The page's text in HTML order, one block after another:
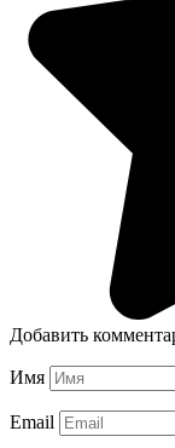
Добавить
Имя
Email